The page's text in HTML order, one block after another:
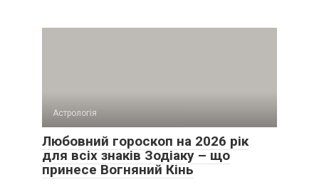
Астрологія
Любовний гороскоп на 2026 рік
для всіх знаків Зодіаку – що
принесе Вогняний Кінь